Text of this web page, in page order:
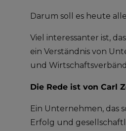
Darum soll es heute
Viel interessanter ist,
ein Verständnis von
und
Die Rede ist von Carl
Ein Unternehmen, das
Erfolg und